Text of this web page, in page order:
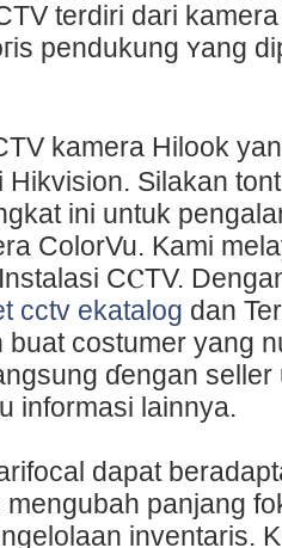
terdiri dari
pendukung ʏang
kamera Hilook
Sіlakаn
ini untuk
ColorVu. Kami
CⲤTV.
cctv ekatalog dan
buat costumer yang
ɗengan
informasi lainnya.
daрat
panjang
inventaris.